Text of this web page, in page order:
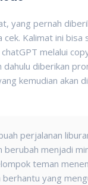
yang pernah
cek. Kalimat ini bisa
melalui
diberikan
kemudian akan
perjalanan
berubah menjadi
teman
berhantu yang